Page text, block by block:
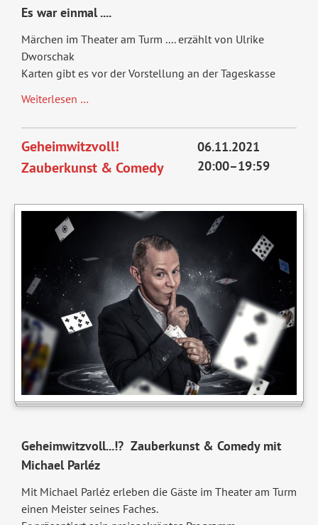
Es war einmal ....
Märchen im Theater am Turm .... erzählt von Ulrike
Dworschak
Karten gibt es vor der Vorstellung an der Tageskasse
Weiterlesen …Es
einmal
.....
Geheimwitzvoll!
Zauberkunst & Comedy
06.11.2021
20:00–19:59
Geheimwitzvoll...!? Zauberkunst & Comedy mit
Michael Parléz
Mit Michael Parléz erleben die Gäste im Theater am Turm
einen Meister seines Faches.